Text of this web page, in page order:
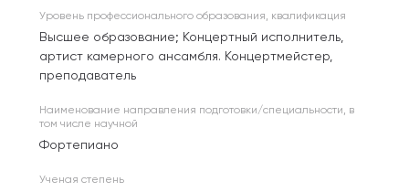
Уровень профессионального образования, квалификация
Высшее образование; Концертный исполнитель,
артист камерного ансамбля. Концертмейстер,
преподаватель
Наименование направления подготовки/специальности, в
том числе научной
Фортепиано
Ученая степень